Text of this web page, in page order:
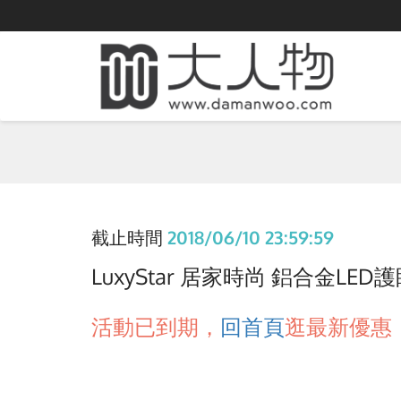
截止時間 2018/06/10 23:59:59
LuxyStar 居家時尚 鋁合金LED
活動已到期， 回首頁逛最新優惠